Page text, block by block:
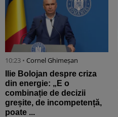
10:23 • Cornel Ghimeșan
Ilie Bolojan despre criza
din energie: „E o
combinație de decizii
greșite, de incompetență,
poate ...